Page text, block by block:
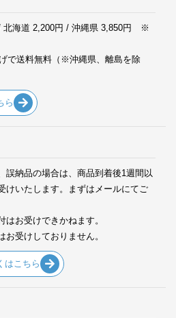
北海道 2,200円 / 沖縄県 3,850円 ※
で送料無料（※沖縄県、離島を除
ら
誤納品の場合は、商品到着後1週間以
けいたします。まずはメールにてご
お受けできかねます。
受けしておりません。
はこちら